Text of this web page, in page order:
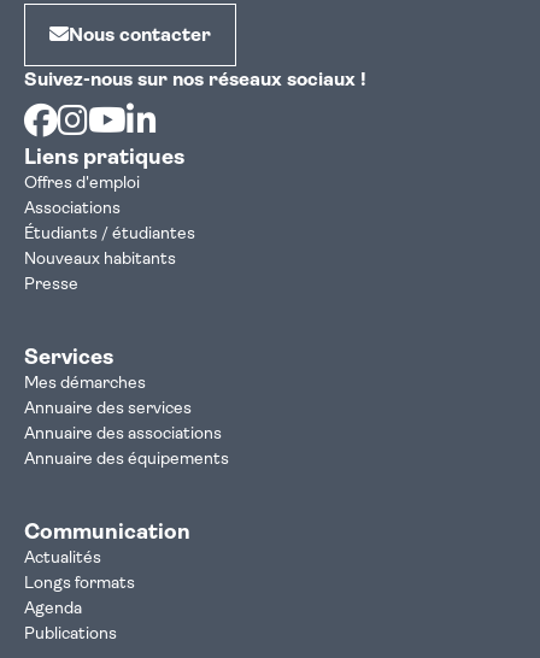
Nous contacter
Suivez-nous sur nos réseaux sociaux !
Facebook
Instagram
Youtube
Liens pratiques
Offres d'emploi
Associations
Étudiants / étudiantes
Nouveaux habitants
Presse
Services
Mes démarches
Annuaire des services
Annuaire des associations
Annuaire des équipements
Communication
Actualités
Longs formats
Agenda
Publications